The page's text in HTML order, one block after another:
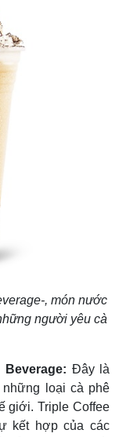
, món nước
người yêu cà
Đây là
loại cà phê
giới. Triple Coffee
kết hợp của các